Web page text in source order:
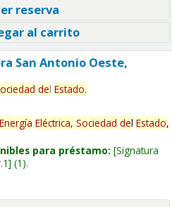
reserva
al carrito
San Antonio Oeste,
del Estado.
Energía Eléctrica, Sociedad del Estado,
para préstamo: Signatura
(1).